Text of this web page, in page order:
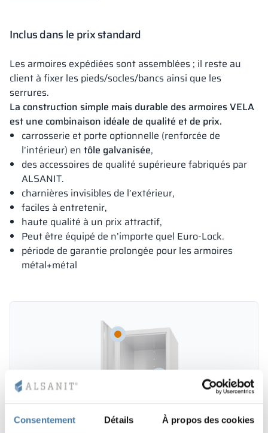
Consentement Détails À propos des cookies
Inclus dans le prix standard
Les armoires expédiées sont assemblées ; il reste au
client à fixer les pieds/socles/bancs ainsi que les
serrures.
La construction simple mais durable des armoires VELA
est une combinaison idéale de qualité et de prix.
carrosserie et porte optionnelle (renforcée de
l’intérieur) en tôle galvanisée,
des accessoires de qualité supérieure fabriqués par
ALSANIT.
charnières invisibles de l’extérieur,
faciles à entretenir,
haute qualité à un prix attractif,
Peut être équipé de n’importe quel Euro-Lock.
période de garantie prolongée pour les armoires
métal+métal